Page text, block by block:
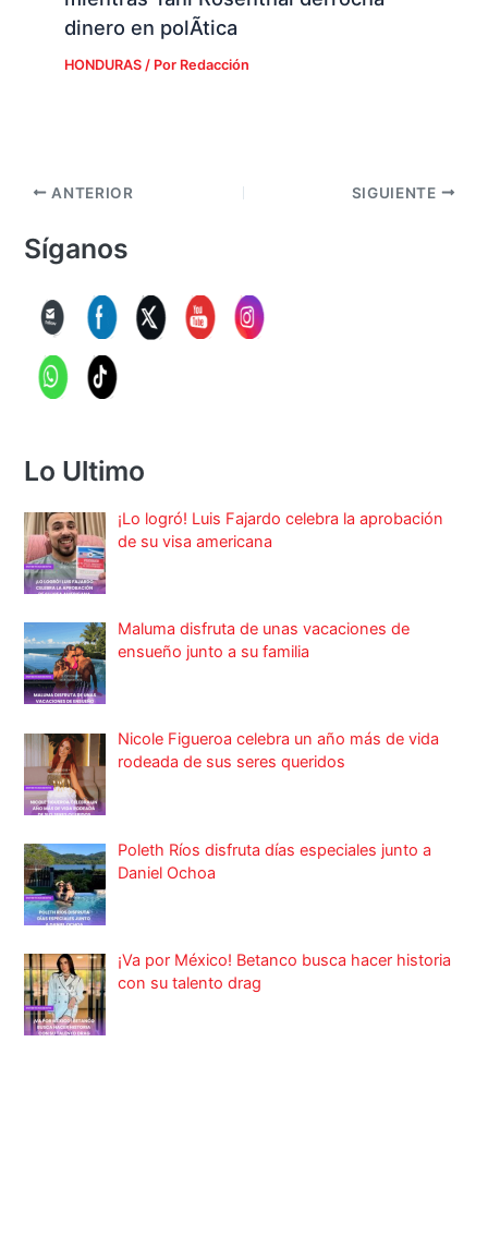
dinero en polÃ­tica
HONDURAS/ Por Redacción
ANTERIOR SIGUIENTE
Síganos
Lo Ultimo
¡Lo logró! Luis Fajardo celebra la aprobación
de su visa americana
Maluma disfruta de unas vacaciones de
ensueño junto a su familia
Nicole Figueroa celebra un año más de vida
rodeada de sus seres queridos
Poleth Ríos disfruta días especiales junto a
Daniel Ochoa
¡Va por México! Betanco busca hacer historia
con su talento drag